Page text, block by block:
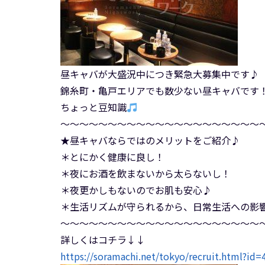
昼キャバが大盛況中につき緊急大募集中です♪
錦糸町・亀戸エリアでも数少ない昼キャバです！
ちょっと豆知識
～～～～～～～～～～～～～～～～～～～～～
★昼キャバならではのメリットをご紹介♪
＊とにかく健康に良し！
＊夜にお酒を飲まないから太らないし！
＊夜更かしもないのでお肌も安心♪
＊生活リズムが守られるから、日常生活への影
～～～～～～～～～～～～～～～～～～～～～
詳しくはコチラ↓↓
https://soramachi.net/tokyo/